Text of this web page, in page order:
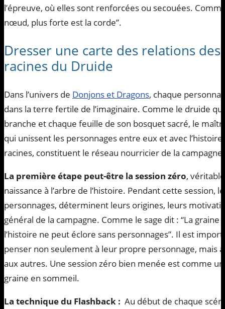
l’épreuve, où elles sont renforcées ou secouées.
nœud, plus forte est la corde”.
Dresser une carte des relations
racines du Druide
Dans l’univers de Donjons et Dragons, chaque
dans la terre fertile de l’imaginaire. Comme le druide
branche et chaque feuille de son bosquet sacré, le
qui unissent les personnages entre eux et avec
racines, constituent le réseau nourricier de la campagne.
La première étape peut-être la session zéro,
naissance à l’arbre de l’histoire. Pendant cette session,
personnages, déterminent leurs origines, leurs
général de la campagne. Comme le sage dit : “La
l’histoire ne peut éclore sans personnages”. Il est
penser non seulement à leur propre personnage, mais
aux autres. Une session zéro bien menée est comme
graine en sommeil.
La technique du Flashback : Au début de chaque